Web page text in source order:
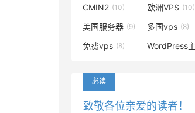
CMIN2 (10) 欧洲VPS (10)
美国服务器 (9) 多国vps (8)
免费vps (8)
必读
致敬各位亲爱的读者！